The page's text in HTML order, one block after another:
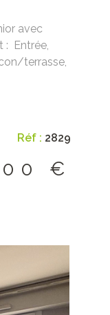
avec
: Entrée,
terrasse,
000€ frais
net
Réf : 2829
€